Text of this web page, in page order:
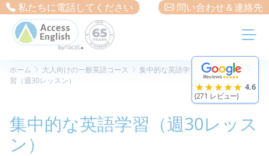
私たちに電話してください 問い合わせ＆連絡先
★★★★★ 4.6
(271 レビュー)
ホーム 大人向けの一般英語コース
集中的な英語学
習（週30レッスン）
集中的な英語学習（週30レッス
ン）
クッキー利用の管理について